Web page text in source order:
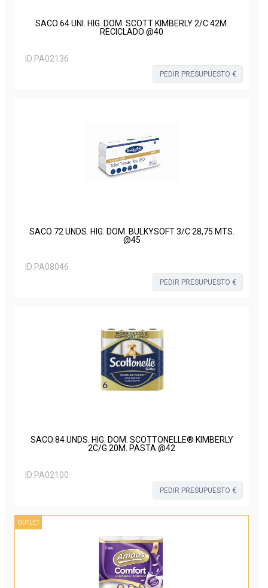
SACO 64 UNI. HIG. DOM. SCOTT KIMBERLY 2/C 42M.
RECICLADO @40
ID:PA02136
PEDIR PRESUPUESTO €
SACO 72 UNDS. HIG. DOM. BULKYSOFT 3/C 28,75 MTS.
@45
ID:PA08046
PEDIR PRESUPUESTO €
SACO 84 UNDS. HIG. DOM. SCOTTONELLE® KIMBERLY
2C/G 20M. PASTA @42
ID:PA02100
PEDIR PRESUPUESTO €
OUTLET